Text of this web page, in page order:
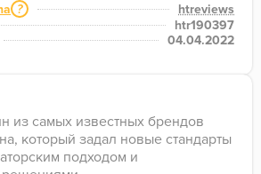
?
htreviews
htr190397
04.04.2022
из самых известных брендов
который задал новые стандарты
подходом и